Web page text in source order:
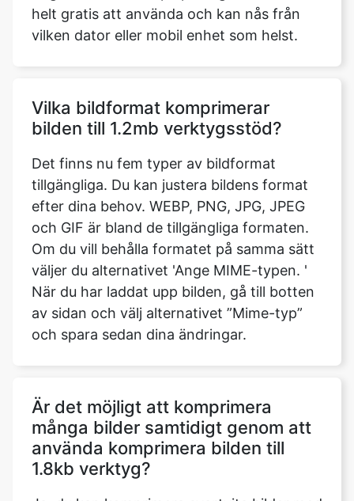
Vilka bildformat komprimerar
Det finns nu fem typer av bildformat
tillgängliga. Du kan justera bildens format
och GIF är bland de tillgängliga formaten.
Om du vill behålla formatet på samma sätt
väljer du alternativet 'Ange MIME-typen. '
När du har laddat upp bilden, gå till botten
av sidan och välj alternativet ”Mime-typ”
och spara sedan dina ändringar.
Är det möjligt att komprimera
1.8kb verktyg?
Ja, du kan komprimera svartvita bilder med
hjälp av vår komprimera bild till 1.8kb